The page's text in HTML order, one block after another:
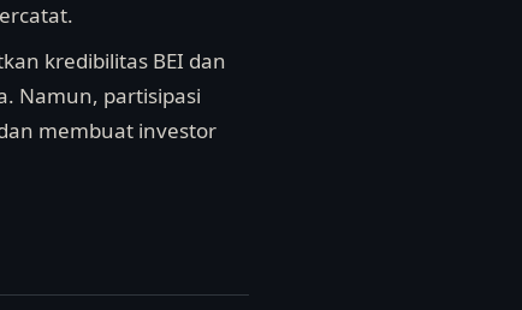
kredibilitas BEI dan
Namun, partisipasi
membuat investor